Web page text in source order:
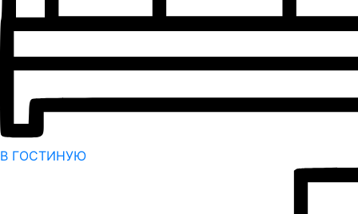
В ГОСТИНУЮ